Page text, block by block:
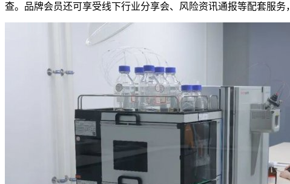
查。品牌会员还可享受线下行业分享会、风险资讯通报等配套服务